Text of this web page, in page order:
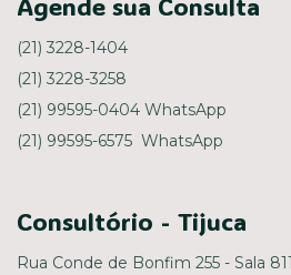
(21) 3228-1404
(21) 3228-3258
(21) 99595-0404 WhatsApp
(21) 99595-6575 WhatsApp
Consultório - Tijuca
Rua Conde de Bonfim 255 - Sala